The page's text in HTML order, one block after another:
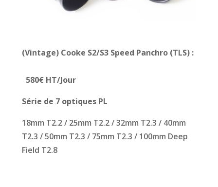
(Vintage) Cooke S2/S3 Speed Panchro (TLS):
580€ HT/Jour
Série de 7 optiques PL
18mm T2.2 / 25mm T2.2 / 32mm T2.3 / 40mm
T2.3 / 50mm T2.3 / 75mm T2.3 / 100mm Deep
Field T2.8